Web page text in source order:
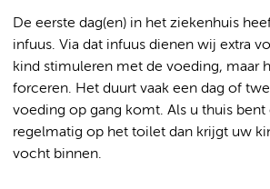
De eerste dag(en) in het ziekenhuis
infuus. Via dat infuus dienen wij extra
kind stimuleren met de voeding, maar
forceren. Het duurt vaak een dag of
voeding op gang komt. Als u thuis bent
regelmatig op het toilet dan krijgt uw
vocht binnen.